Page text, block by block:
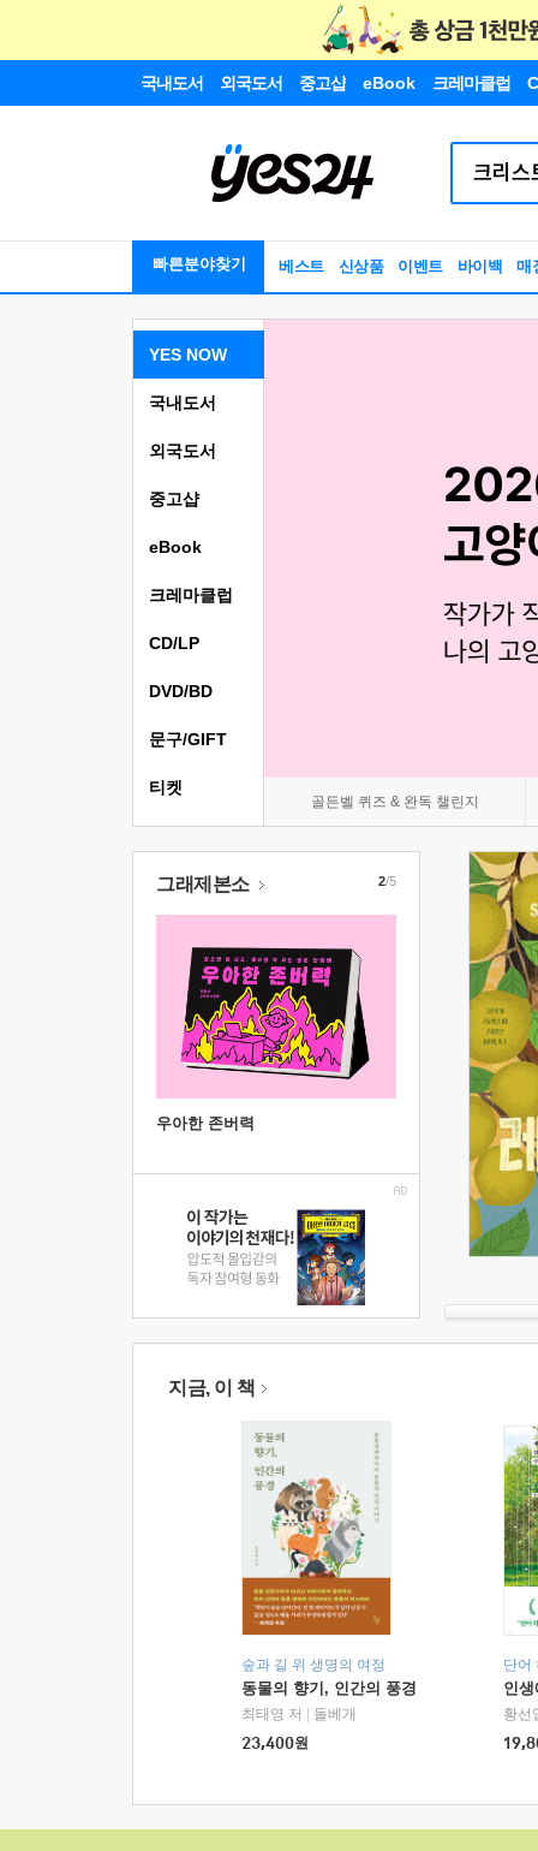
국내도서 외국도서 중고샵 eBook 크레마클럽
빠른분야찾기 베스트 신상품 이벤트 바이백 매
YES NOW
골든벨 퀴즈 & 완독 챌린지
국내도서
외국도서
중고샵
eBook
크레마클럽
CD/LP
DVD/BD
문구/GIFT
티켓
그래제본소
우아한 존버력
2/5
지금, 이 책
숲과 길 위 생명의 여정
동물의 향기, 인간의 풍경
최태영 저
돌베개
23,400원
단어
인
황선